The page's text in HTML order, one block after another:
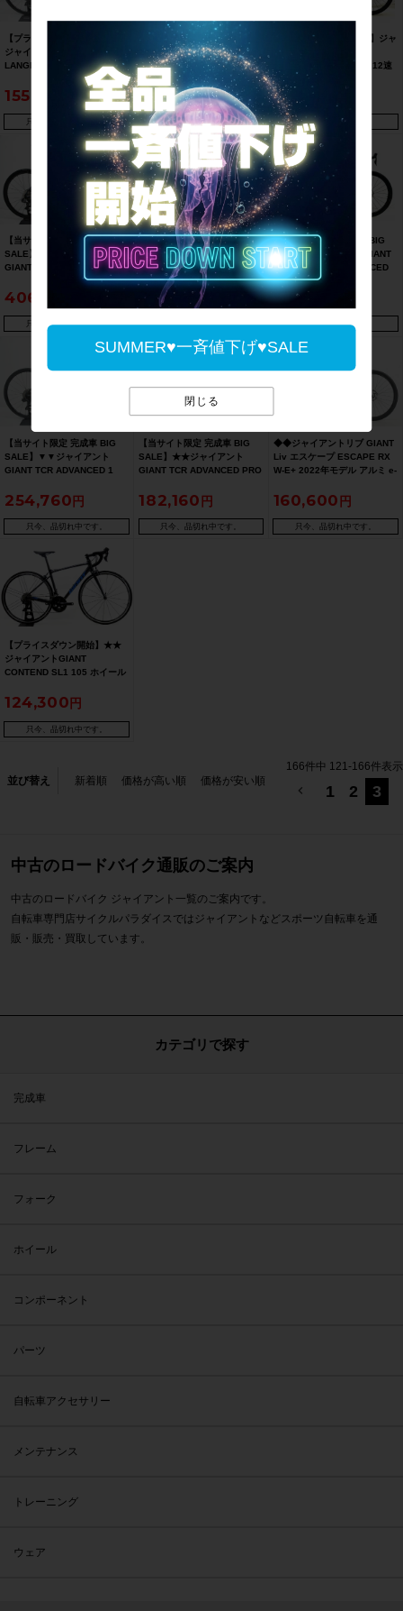
SUMMER♥一斉値下げ♥SALE
閉じる
【プライスダウン開始】▼▼
ジャイアント GIANT LIV
LANGMA ADVANCED 2 105
DISC 2021年 カーボン ロード
バイク XXSサイズ 2×11速 女
性向け（サイクルパラダイス
福岡より配送）【お買い得
SALE】
155,870
只今、品切れ中です。
【当サイト限定 完成車 BIG
SALE】ジャイアント GIANT
TCR ADVANCED 2 DISC
KOM ULTEGRA 105 MIX 12
速 Di2 2022年 カーボンロー
ドバイク Mサイズ ブラック
【期間限定 10/27 午前10時
迄】
312,730
只今、品切れ中です。
【大感謝・大決算SALE】ジャ
ADVANCED PRO DISC 12速
ULTEGRA R8100 電動Di2 油
圧DISC 2023年 カーボンロー
ドバイク Mサイズ ネイビー
【期間限定 2/26 午前10時
迄】
403,700
只今、品切れ中です。
【当サイト限定 完成車 BIG
SALE】▼▼ジャイアント
GIANT TCR ADVANCED PRO
DURA-ACE/ULTEGRA Di2
2025年 カーボン ロードバイ
ク MLサイズ 2×11速 カスタム
【期間限定 4/27 午前10時
迄】
406,890
只今、品切れ中です。
【当サイト限定 完成車 BIG
SALE】ジャイアントリブ
GIANT LIV スライヴ2
THRIVE 2 SORA 女性向け
2016年 クロスバイク Sサイズ
ブルー 【期間限定 7/27 午前
40,040
只今、品切れ中です。
【当サイト限定 完成車 BIG
SALE】ジャイアント GIANT
デファイ DEFY ADVANCED
PRO 1 12速 ULTEGRA 電動
Di2 油圧DISC 2022年 カーボ
ンロードバイク Sサイズ ブル
468,490
只今、品切れ中です。
【当サイト限定 完成車 BIG
SALE】▼▼ジャイアント
GIANT TCR ADVANCED 1
カーボン ロードバイク S(445)
サイズ 2×12速（サイクルパラ
ダイス福岡より配送）【期間
限定 10/27 午前10時迄】
254,760
只今、品切れ中です。
【当サイト限定 完成車 BIG
SALE】★★ジャイアント
GIANT TCR ADVANCED PRO
ーボン ロードバイク XSサイ
ズ 2×11速 ブラック（サイク
ルパラダイス山口より発送）
【期間限定 11/28 午前10時
182,160
只今、品切れ中です。
◆◆ジャイアントリブ GIANT
Liv エスケープ ESCAPE RX
W-E+ 2022年モデル アルミ e-
SHIMANO ALIVIO M3100
1x9速（サイクルパラダイス大
阪より配送）
160,600
只今、品切れ中です。
【プライスダウン開始】★★
ジャイアントGIANT
CONTEND SL1 105 ホイール
ミ ロードバイク Sサイズ
ラダイス山口より配送)【お買
い得SALE】
124,300
只今、品切れ中です。
並び替え 新着順 価格が高い順 価格が安い順
166件中 121-166件表示
1 2 3
中古のロードバイク通販のご案内
中古のロードバイク ジャイアント一覧のご案内です。
自転車専門店サイクルパラダイスではジャイアントなどスポーツ自転車を通
販・販売・買取しています。
カテゴリで探す
完成車
フレーム
フォーク
ホイール
コンポーネント
パーツ
自転車アクセサリー
メンテナンス
トレーニング
ウェア